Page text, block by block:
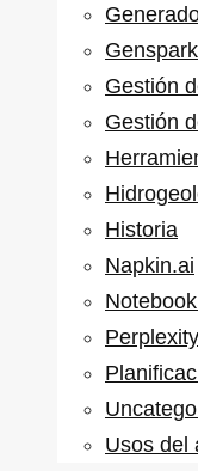
Genspark
Gestión
Gestión
Historia
Napkin.ai
Perplexity
Usos del